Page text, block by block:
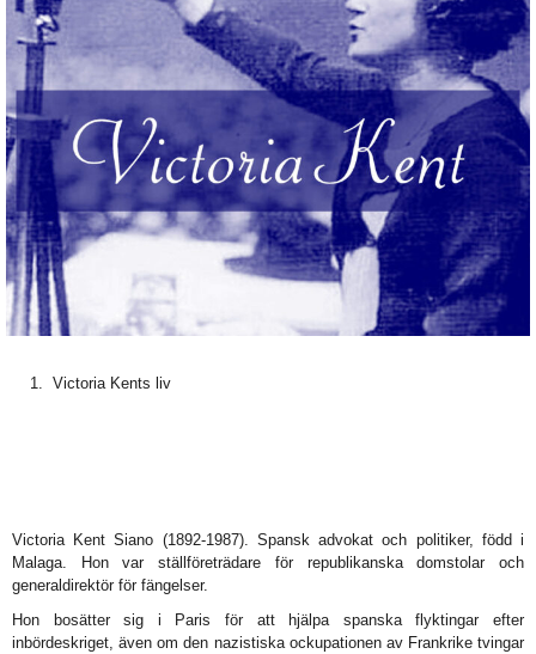
Victoria Kents liv
Victoria Kent Siano (1892-1987). Spansk advokat och politiker, född i
Malaga. Hon var ställföreträdare för republikanska domstolar och
generaldirektör för fängelser.
Hon bosätter sig i Paris för att hjälpa spanska flyktingar efter
inbördeskriget, även om den nazistiska ockupationen av Frankrike tvingar